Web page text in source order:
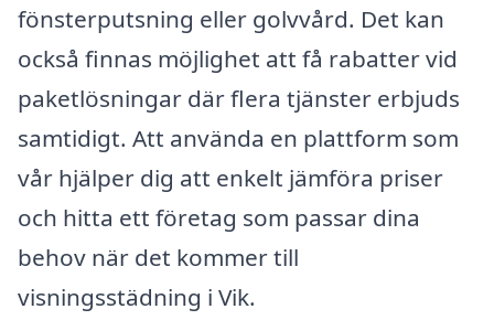
fönsterputsning eller golvvård. Det kan
också finnas möjlighet att få rabatter vid
paketlösningar där flera tjänster erbjuds
samtidigt. Att använda en plattform som
vår hjälper dig att enkelt jämföra priser
och hitta ett företag som passar dina
behov när det kommer till
visningsstädning i Vik.